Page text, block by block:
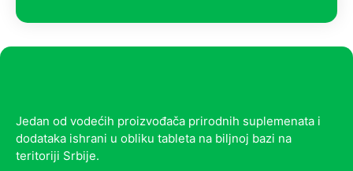
Jedan od vodećih proizvođača prirodnih suplemenata i
dodataka ishrani u obliku tableta na biljnoj bazi na
teritoriji Srbije.